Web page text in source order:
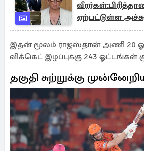
ஏற்பட்டுள்ள
GCHQ எச்சரிக்கை
இதன் மூலம் ராஜஸ்தான் அணி 20
விக்கெட் இழப்புக்கு 243 ஓட்டங்கள்
தகுதி சுற்றுக்கு